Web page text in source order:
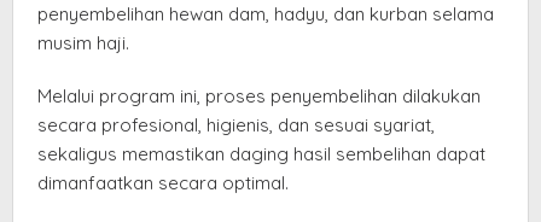
penyembelihan hewan dam, hadyu, dan kurban selama
musim haji.
Melalui program ini, proses penyembelihan dilakukan
secara profesional, higienis, dan sesuai syariat,
sekaligus memastikan daging hasil sembelihan dapat
dimanfaatkan secara optimal.